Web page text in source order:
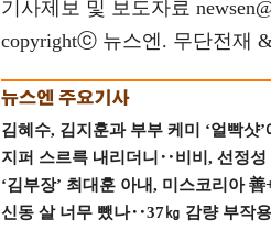
기사제보 및 보도자료
copyrightⓒ 뉴스엔. 무단전재
김혜수, 김지훈과 부부 케미 ‘얼빡샷’
지퍼 스르륵 내리더니‥비비, 선정성
‘김부장’ 최대훈 아내, 미스코리아
신동 살 너무 뺐나‥37㎏ 감량 부작